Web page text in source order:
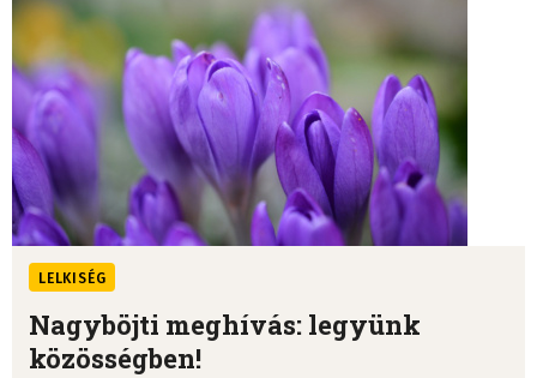
LELKISÉG
Nagyböjti meghívás: legyünk
közösségben!